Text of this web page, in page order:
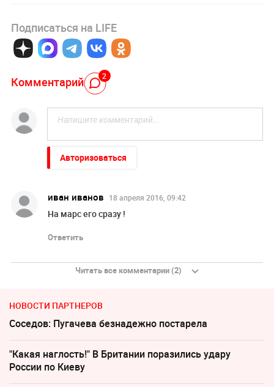
Подписаться на LIFE
Комментарий 2
Авторизоваться
иван иванов 18 апреля 2016, 09:42
На марс его сразу !
Ответить
Читать все комментарии (2)
НОВОСТИ ПАРТНЕРОВ
Соседов: Пугачева безнадежно постарела
"Какая наглость!" В Британии поразились удару
России по Киеву